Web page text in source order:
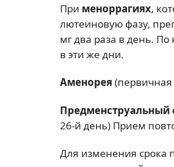
При меноррагиях,
лютеиновую фазу,
мг два раза в день.
в эти же дни.
Аменорея
Предменструальный
26-й день) Прием
Для изменения срока